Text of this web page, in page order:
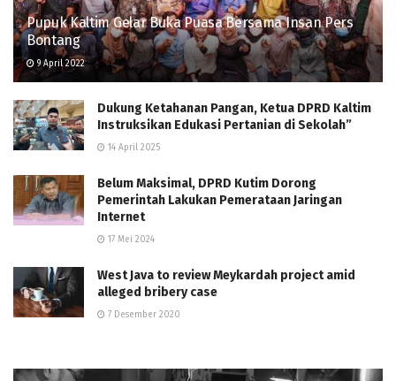
Pupuk Kaltim Gelar Buka Puasa Bersama Insan Pers
Bontang
9 April 2022
Dukung Ketahanan Pangan, Ketua DPRD Kaltim
Instruksikan Edukasi Pertanian di Sekolah”
14 April 2025
Belum Maksimal, DPRD Kutim Dorong
Pemerintah Lakukan Pemerataan Jaringan
Internet
17 Mei 2024
West Java to review Meykardah project amid
alleged bribery case
7 Desember 2020